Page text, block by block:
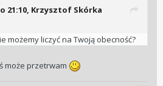
21:10, Krzysztof Skórka
możemy liczyć na Twoją obecność?
może przetrwam